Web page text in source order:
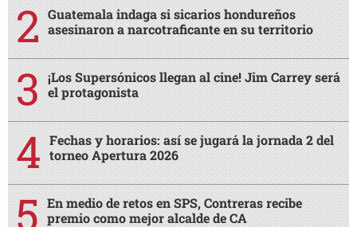
Guatemala indaga si sicarios hondureños
asesinaron a narcotraficante en su territorio
¡Los Supersónicos llegan al cine! Jim Carrey será
el protagonista
Fechas y horarios: así se jugará la jornada 2 del
torneo Apertura 2026
En medio de retos en SPS, Contreras recibe
premio como mejor alcalde de CA